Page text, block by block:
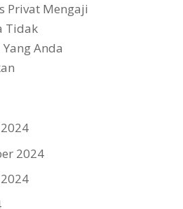
Privat Mengaji
Tidak
Anda
2024